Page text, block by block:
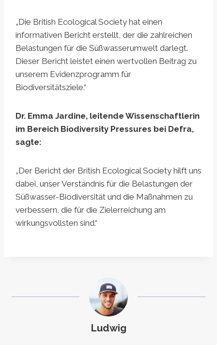
„Die British Ecological Society hat einen
informativen Bericht erstellt, der die zahlreichen
Belastungen für die Süßwasserumwelt darlegt.
Dieser Bericht leistet einen wertvollen Beitrag zu
unserem Evidenzprogramm für
Biodiversitätsziele.“
Dr. Emma Jardine, leitende Wissenschaftlerin
im Bereich Biodiversity Pressures bei Defra,
sagte:
„Der Bericht der British Ecological Society hilft uns
dabei, unser Verständnis für die Belastungen der
Süßwasser-Biodiversität und die Maßnahmen zu
verbessern, die für die Zielerreichung am
wirkungsvollsten sind.“
Ludwig